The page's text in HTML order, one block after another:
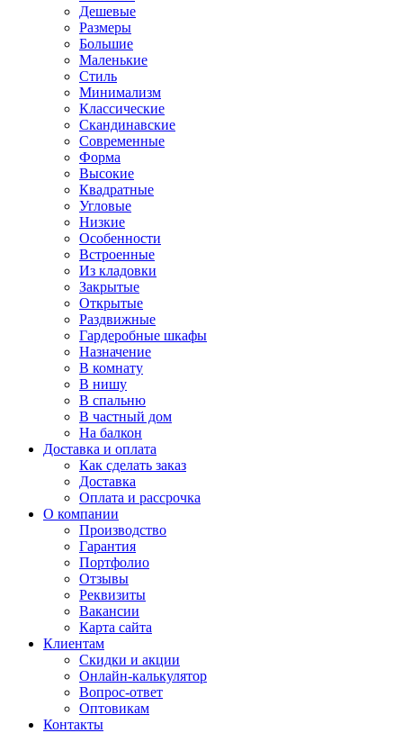
Дешевые
Размеры
Большие
Маленькие
Стиль
Минимализм
Классические
Скандинавские
Современные
Форма
Высокие
Квадратные
Угловые
Низкие
Особенности
Встроенные
Из кладовки
Закрытые
Открытые
Раздвижные
Гардеробные шкафы
Назначение
В комнату
В нишу
В спальню
В частный дом
На балкон
Доставка и оплата
Как сделать заказ
Доставка
Оплата и рассрочка
О компании
Производство
Гарантия
Портфолио
Отзывы
Реквизиты
Вакансии
Карта сайта
Клиентам
Скидки и акции
Онлайн-калькулятор
Вопрос-ответ
Оптовикам
Контакты